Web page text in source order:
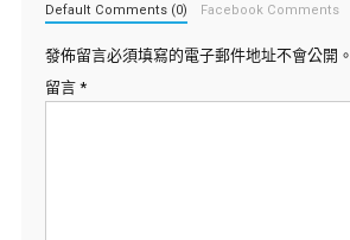
Default Comments (0) Facebook Comments
發佈留言必須填寫的電子郵件地址不會公開。
留言 *